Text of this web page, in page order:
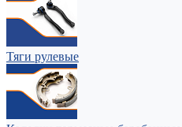
Тяги рулевые